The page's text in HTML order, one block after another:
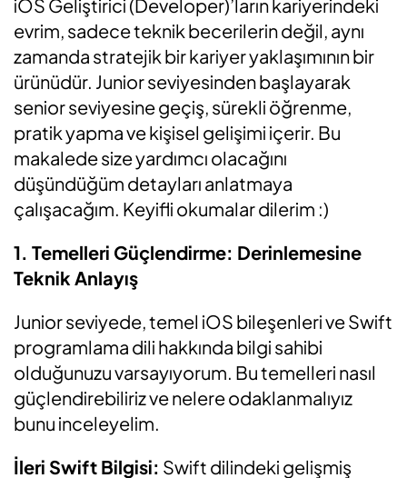
iOS Geliştirici (Developer)’ların kariyerindeki
evrim, sadece teknik becerilerin değil, aynı
zamanda stratejik bir kariyer yaklaşımının bir
ürünüdür. Junior seviyesinden başlayarak
senior seviyesine geçiş, sürekli öğrenme,
pratik yapma ve kişisel gelişimi içerir. Bu
makalede size yardımcı olacağını
düşündüğüm detayları anlatmaya
çalışacağım. Keyifli okumalar dilerim :)
1. Temelleri Güçlendirme: Derinlemesine
Teknik Anlayış
Junior seviyede, temel iOS bileşenleri ve Swift
programlama dili hakkında bilgi sahibi
olduğunuzu varsayıyorum. Bu temelleri nasıl
güçlendirebiliriz ve nelere odaklanmalıyız
bunu inceleyelim.
İleri Swift Bilgisi: Swift dilindeki gelişmiş